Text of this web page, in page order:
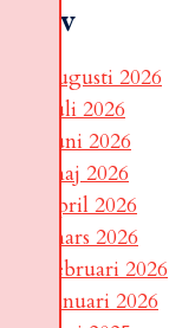
Arkiv
augusti 2026
juli 2026
juni 2026
maj 2026
april 2026
mars 2026
februari 2026
januari 2026